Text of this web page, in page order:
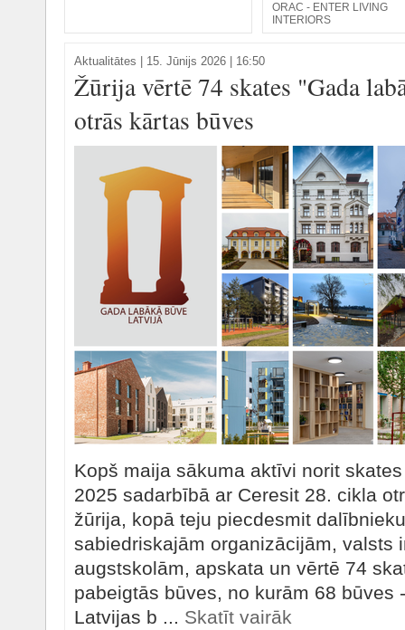
ORAC - ENTER LIVING
INTERIORS
Aktualitātes 15. Jūnijs 2026 | 16:50
Žūrija vērtē 74 skates "Gada
otrās kārtas būves
Kopš maija sākuma aktīvi norit
2025 sadarbībā ar Ceresit 28. cikla
žūrija, kopā teju piecdesmit
sabiedriskajām organizācijām, valsts
augstskolām, apskata un vērtē 74
pabeigtās būves, no kurām 68 būves
Latvijas b ... Skatīt vairāk